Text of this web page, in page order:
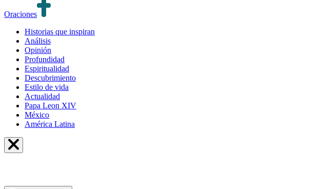
Oraciones
Historias que inspiran
Análisis
Opinión
Profundidad
Espiritualidad
Descubrimiento
Estilo de vida
Actualidad
Papa Leon XIV
México
América Latina